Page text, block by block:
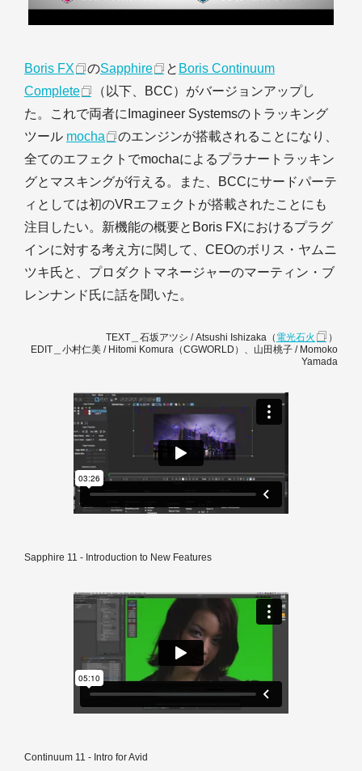
Boris FX のSapphire と Boris Continuum
Complete
（以下、BCC）がバージョンアップし
た。これで両者にImagineer Systemsのトラッキング
ツール mocha
のエンジンが搭載されることになり、
全てのエフェクトでmochaによるプラナートラッキン
グとマスキングが行える。また、BCCにサードパーテ
ィとしては初のVRエフェクトが搭載されたことにも
注目したい。新機能の概要とBoris FXにおけるプラグ
インに対する考え方に関して、CEOのボリス・ヤムニ
ツキ氏と、プロダクトマネージャーのマーティン・ブ
レンナンド氏に話を聞いた。
TEXT＿石坂アツシ / Atsushi Ishizaka（ 電光石火
）
EDIT＿小村仁美 / Hitomi Komura（CGWORLD）、山田桃子 / Momoko
Yamada
Sapphire 11 - Introduction to New Features
Continuum 11 - Intro for Avid